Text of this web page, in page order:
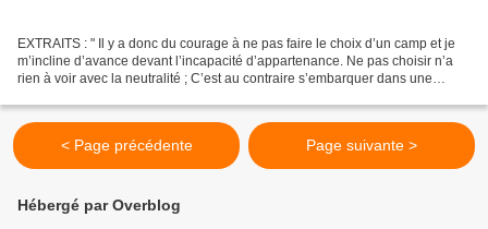
EXTRAITS : " Il y a donc du courage à ne pas faire le choix d’un camp et je
m’incline d’avance devant l’incapacité d’appartenance. Ne pas choisir n’a
rien à voir avec la neutralité ; C’est au contraire s’embarquer dans une
< Page précédente Page suivante >
Hébergé par Overblog